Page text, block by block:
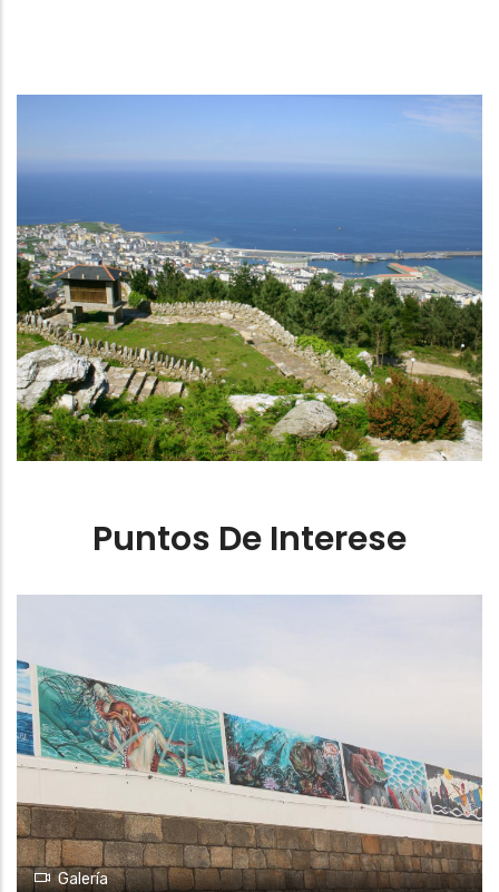
Patrimonio marinero
Puntos De Interese
Galería